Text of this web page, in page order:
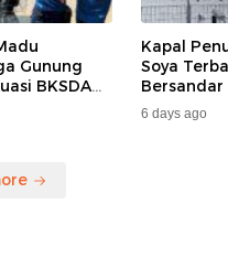
Gunung
BKSDA
Kapal
Soya
6 days ago